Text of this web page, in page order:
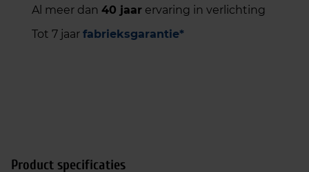
Al meer dan 40 jaar ervaring in verlichting
Tot 7 jaar fabrieksgarantie*
Product specificaties